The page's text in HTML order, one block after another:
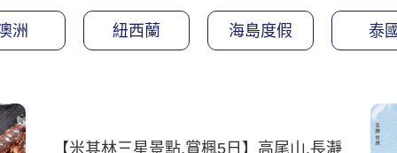
洲 紐西蘭 海島度假 泰
【米其林三星景點.賞楓5日】高尾山.長瀞